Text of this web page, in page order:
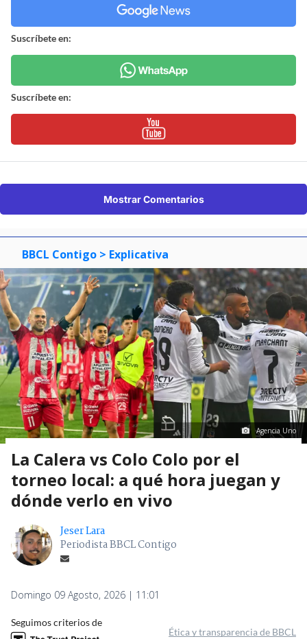
Suscríbete en:
Suscríbete en:
Mostrar Comentarios
BBCL Contigo > Explicativa
Agencia Uno
La Calera vs Colo Colo por el
torneo local: a qué hora juegan y
dónde verlo en vivo
Jeser Lara
Periodista BBCL Contigo
Domingo 09 Agosto, 2026 | 11:01
Seguimos criterios de
Ética y transparencia de BBCL